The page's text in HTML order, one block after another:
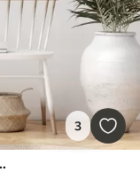
3
з видом на хвилі